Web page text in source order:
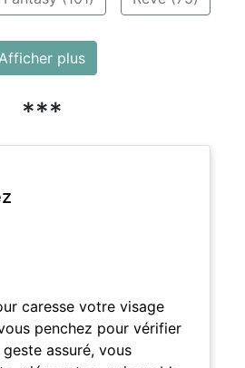
Afficher plus
***
caresse votre visage
penchez pour vérifier
assuré, vous